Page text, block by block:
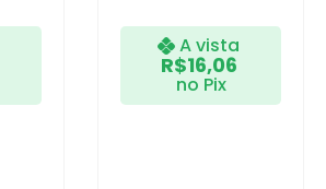
A vista
R$16,06
no Pix